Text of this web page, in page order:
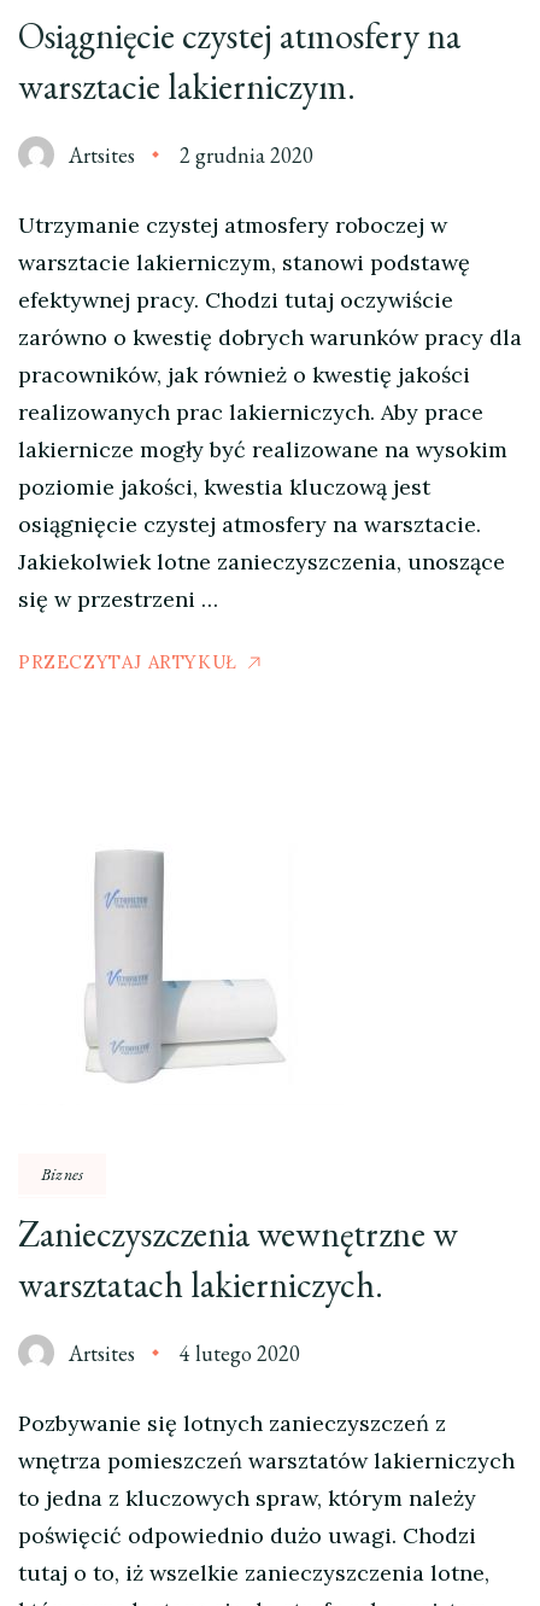
Osiągnięcie czystej atmosfery na
warsztacie lakierniczym.
Artsites 2 grudnia 2020
Utrzymanie czystej atmosfery roboczej w
warsztacie lakierniczym, stanowi podstawę
efektywnej pracy. Chodzi tutaj oczywiście
zarówno o kwestię dobrych warunków pracy dla
pracowników, jak również o kwestię jakości
realizowanych prac lakierniczych. Aby prace
lakiernicze mogły być realizowane na wysokim
poziomie jakości, kwestia kluczową jest
osiągnięcie czystej atmosfery na warsztacie.
Jakiekolwiek lotne zanieczyszczenia, unoszące
się w przestrzeni …
PRZECZYTAJ ARTYKUŁ
Biznes
Zanieczyszczenia wewnętrzne w
warsztatach lakierniczych.
Artsites 4 lutego 2020
Pozbywanie się lotnych zanieczyszczeń z
wnętrza pomieszczeń warsztatów lakierniczych
to jedna z kluczowych spraw, którym należy
poświęcić odpowiednio dużo uwagi. Chodzi
tutaj o to, iż wszelkie zanieczyszczenia lotne,